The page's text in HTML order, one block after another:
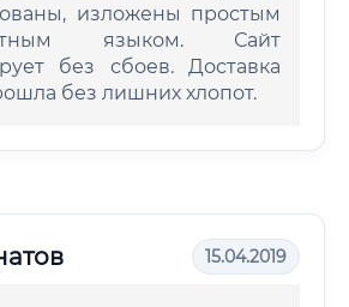
изложены простым
языком. Сайт
без сбоев. Доставка
без лишних хлопот.
15.04.2019